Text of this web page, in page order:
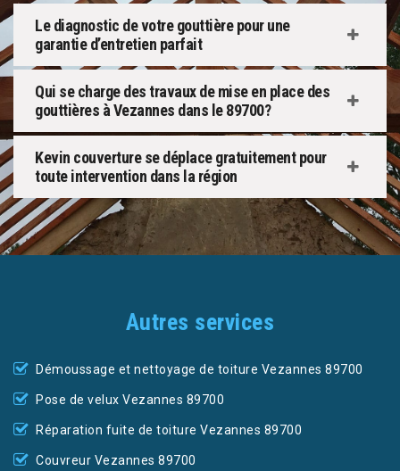
Le diagnostic de votre gouttière pour une
garantie d’entretien parfait
Qui se charge des travaux de mise en place des
gouttières à Vezannes dans le 89700?
Kevin couverture se déplace gratuitement pour
toute intervention dans la région
Autres services
Démoussage et nettoyage de toiture Vezannes 89700
Pose de velux Vezannes 89700
Réparation fuite de toiture Vezannes 89700
Couvreur Vezannes 89700